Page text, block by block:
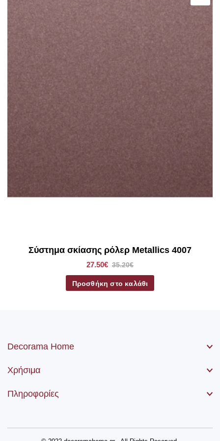
ταιριάζει σε κάθε δωμάτιο.
Μπορείτε να διαλέξετε από εκάντοντάδες
διαφορετικά σχέδια και χρώματα, αυτό που
ταιριάζει απόλυτα στο γούστο σας.
Προσοχή στον τρόπο μέτρησης των ρόλερ, ο πλάτος
του υφάσματος θα είναι κατά 3,5cm μικρότερο από το
ολικό μήκος του ρόλερ.
Παράδειγμα:
Σε ένα ρόλερ με ολικό πλάτος (από στήριγμα σε
στήριγμα) 1,00cm το καθαρό πλάτος του υφάσματος θα
είναι 96,5cm
Σύστημα σκίασης ρόλερ Metallics 4007
27.50€ 35.20€
Προσθήκη στο καλάθι
Decorama Home
Χρήσιμα
Πληροφορίες